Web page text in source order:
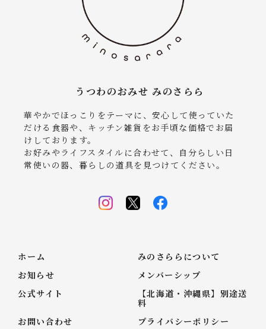
うつわのおみせ みのさらら
華やかでほっこりをテーマに、安心して使っていた
だける食器や、キッチン雑貨をお手頃な価格でお届
けしております。
お好みやライフスタイルに合わせて、自分らしい日
常使いの器、暮らしの道具を見つけてください。
ホーム
みのさららについて
お知らせ
メンバーシップ
公式サイト
【北海道・沖縄県】別途送
料
お問い合わせ
プライバシーポリシー